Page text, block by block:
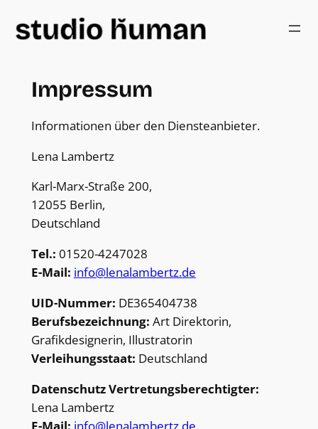
Impressum
Informationen über den Diensteanbieter.
Lena Lambertz
Karl-Marx-Straße 200,
12055 Berlin,
Deutschland
Tel.: 01520-4247028
E-Mail: info@lenalambertz.de
UID-Nummer: DE365404738
Berufsbezeichnung: Art Direktorin,
Grafikdesignerin, Illustratorin
Verleihungsstaat: Deutschland
Datenschutz Vertretungsberechtigter:
Lena Lambertz
E-Mail: info@lenalambertz.de